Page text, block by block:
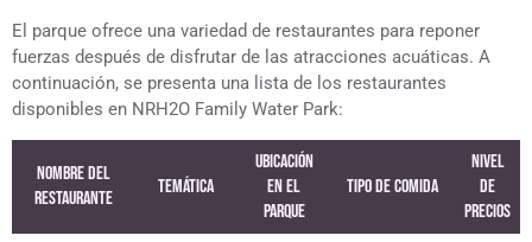
El parque ofrece una variedad de restaurantes para reponer
fuerzas después de disfrutar de las atracciones acuáticas. A
continuación, se presenta una lista de los restaurantes
disponibles en NRH2O Family Water Park:
Nombre del
Restaurante
Temática
Ubicación
en el
Parque
Tipo de Comida
Nivel
de
Precios